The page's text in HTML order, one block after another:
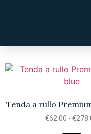
Tenda a rullo
€62.00 - €